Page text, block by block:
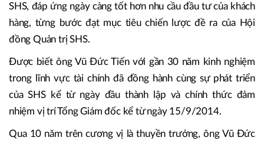
SHS, đáp ứng ngày càng tốt hơn nhu cầu đầu tư của khách
hàng, từng bước đạt mục tiêu chiến lược đề ra của Hội
đồng Quản trị SHS.
Được biết ông Vũ Đức Tiến với gần 30 năm kinh nghiệm
trong lĩnh vực tài chính đã đồng hành cùng sự phát triển
của SHS kể từ ngày đầu thành lập và chính thức đảm
nhiệm vị trí Tổng Giám đốc kể từ ngày 15/9/2014.
Qua 10 năm trên cương vị là thuyền trưởng, ông Vũ Đức